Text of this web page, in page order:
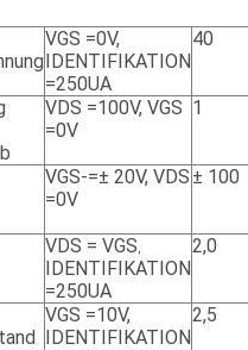
VGS =0V,
IDENTIFIKATION
=250UA
40
VDS =100V, VGS
=0V
1
VGS-=± 20V, VDS
=0V
± 100
VDS = VGS,
IDENTIFIKATION
=250UA
2,0
VGS =10V,
IDENTIFIKATION
2,5